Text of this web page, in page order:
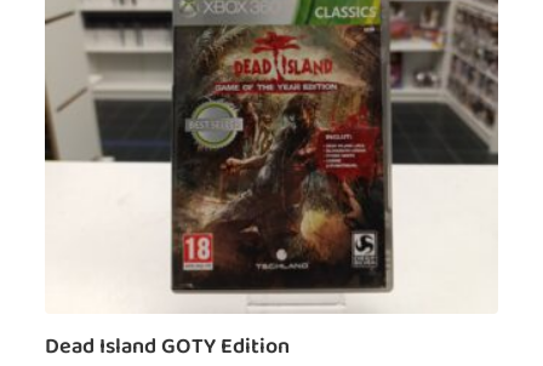
Dead Island GOTY Edition